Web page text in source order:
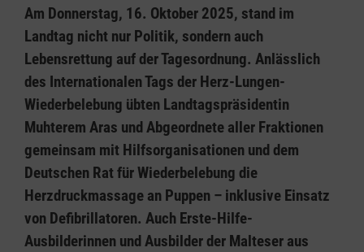
Am Donnerstag, 16. Oktober 2025, stand im
Landtag nicht nur Politik, sondern auch
Lebensrettung auf der Tagesordnung. Anlässlich
des Internationalen Tags der Herz-Lungen-
Wiederbelebung übten Landtagspräsidentin
Muhterem Aras und Abgeordnete aller Fraktionen
gemeinsam mit Hilfsorganisationen und dem
Deutschen Rat für Wiederbelebung die
Herzdruckmassage an Puppen – inklusive Einsatz
von Defibrillatoren. Auch Erste-Hilfe-
Ausbilderinnen und Ausbilder der Malteser aus